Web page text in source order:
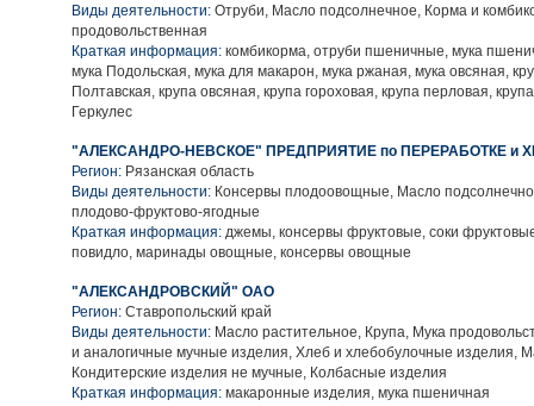
Виды деятельности: Отруби, Масло подсолнечное, Корма и
продовольственная
Краткая информация: комбикорма, отруби пшеничные, мука
мука Подольская, мука для макарон, мука ржаная, мука овсяная,
Полтавская, крупа овсяная, крупа гороховая, крупа перловая,
Геркулес
"АЛЕКСАНДРО-НЕВСКОЕ" ПРЕДПРИЯТИЕ по ПЕРЕРАБОТКЕ и
Регион: Рязанская область
Виды деятельности: Консервы плодоовощные, Масло
плодово-фруктово-ягодные
Краткая информация: джемы, консервы фруктовые, соки
повидло, маринады овощные, консервы овощные
"АЛЕКСАНДРОВСКИЙ" ОАО
Регион: Ставропольский край
Виды деятельности: Масло растительное, Крупа, Мука
и аналогичные мучные изделия, Хлеб и хлебобулочные изделия,
Кондитерские изделия не мучные, Колбасные изделия
Краткая информация: макаронные изделия, мука пшеничная